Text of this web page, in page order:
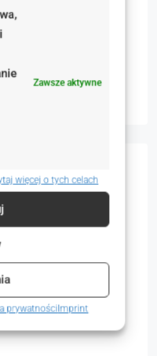
Zawsze aktywne
więcej o tych celach
prywatnościImprint